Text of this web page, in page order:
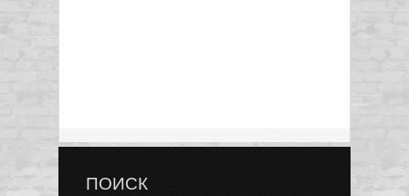
ПОИСК